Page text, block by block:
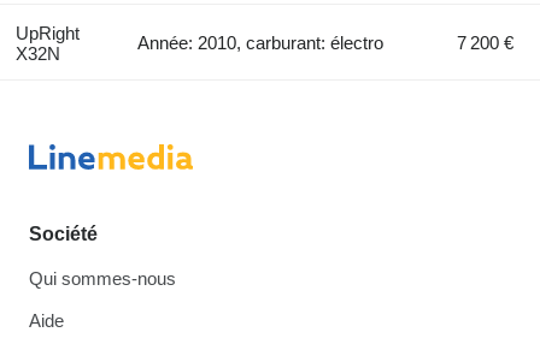
UpRight
X32N
Année: 2010, carburant: électro 7 200 €
Société
Qui sommes-nous
Aide